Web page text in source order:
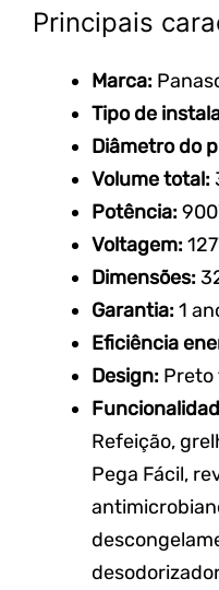
Principais
Marca:
Tipo de
Diâmetro do
Volume total:
Potência:
Voltagem:
Dimensões:
Garantia:1
Eficiência
Design: Preto
Refeição,
Pega Fácil,